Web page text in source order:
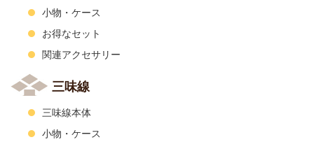
小物・ケース
お得なセット
関連アクセサリー
三味線
三味線本体
小物・ケース